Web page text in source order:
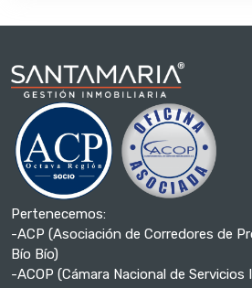
Pertenecemos:
-ACP (Asociación de Corredores de
Bío Bío)
-ACOP (Cámara Nacional de Servicios